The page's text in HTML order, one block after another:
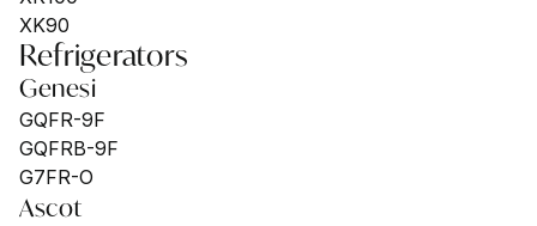
XK90
Refrigerators
Genesi
GQFR-9F
GQFRB-9F
G7FR-O
Ascot